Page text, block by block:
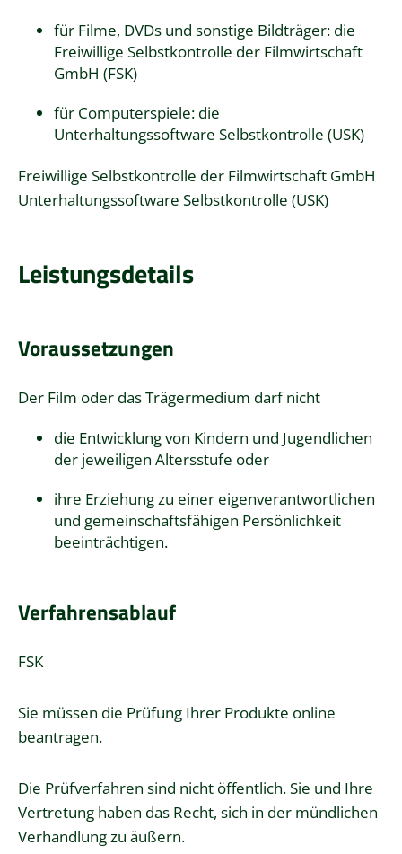
für Filme, DVDs und sonstige Bildträger: die
Freiwillige Selbstkontrolle der Filmwirtschaft
GmbH (FSK)
für Computerspiele: die
Unterhaltungssoftware Selbstkontrolle (USK)
Freiwillige Selbstkontrolle der Filmwirtschaft GmbH
Unterhaltungssoftware Selbstkontrolle (USK)
Leistungsdetails
Voraussetzungen
Der Film oder das Trägermedium darf nicht
die Entwicklung von Kindern und Jugendlichen
der jeweiligen Altersstufe oder
ihre Erziehung zu einer eigenverantwortlichen
und gemeinschaftsfähigen Persönlichkeit
beeinträchtigen.
Verfahrensablauf
FSK
Sie müssen die Prüfung Ihrer Produkte online
beantragen.
Die Prüfverfahren sind nicht öffentlich. Sie und Ihre
Vertretung haben das Recht, sich in der mündlichen
Verhandlung zu äußern.